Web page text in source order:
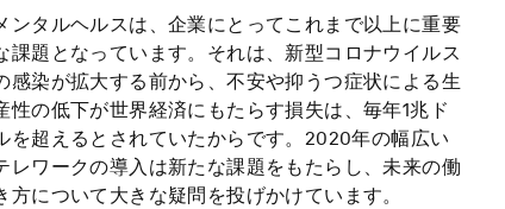
ンタルヘルスは、企業にとってこれまで以上に重要
課題となっています。それは、新型コロナウイルス
感染が拡大する前から、不安や抑うつ症状による生
性の低下が世界経済にもたらす損失は、毎年1兆ド
を超えるとされていたからです。2020年の幅広い
レワークの導入は新たな課題をもたらし、未来の働
方について大きな疑問を投げかけています。